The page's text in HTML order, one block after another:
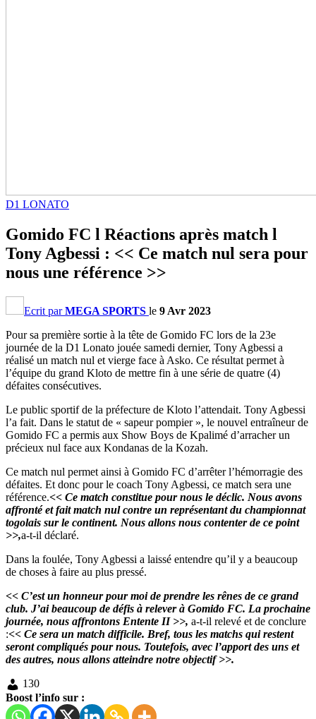
D1 LONATO
Gomido FC l Réactions après match l
Tony Agbessi : << Ce match nul sera pour
nous une référence >>
Ecrit parMEGA SPORTS le 9 Avr 2023
Pour sa première sortie à la tête de Gomido FC lors de la 23e
journée de la D1 Lonato jouée samedi dernier, Tony Agbessi a
réalisé un match nul et vierge face à Asko. Ce résultat permet à
l’équipe du grand Kloto de mettre fin à une série de quatre (4)
défaites consécutives.
Le public sportif de la préfecture de Kloto l’attendait. Tony Agbessi
l’a fait. Dans le statut de « sapeur pompier », le nouvel entraîneur de
Gomido FC a permis aux Show Boys de Kpalimé d’arracher un
précieux nul face aux Kondanas de la Kozah.
Ce match nul permet ainsi à Gomido FC d’arrêter l’hémorragie des
défaites. Et donc pour le coach Tony Agbessi, ce match sera une
référence.<< Ce match constitue pour nous le déclic. Nous avons
affronté et fait match nul contre un représentant du championnat
togolais sur le continent. Nous allons nous contenter de ce point
>>,a-t-il déclaré.
Dans la foulée, Tony Agbessi a laissé entendre qu’il y a beaucoup
de choses à faire au plus pressé.
<< C’est un honneur pour moi de prendre les rênes de ce grand
club. J’ai beaucoup de défis à relever à Gomido FC. La prochaine
journée, nous affrontons Entente II >>, a-t-il relevé et de conclure
:<< Ce sera un match difficile. Bref, tous les matchs qui restent
seront compliqués pour nous. Toutefois, avec l’apport des uns et
des autres, nous allons atteindre notre objectif >>.
130
Boost l’info sur :